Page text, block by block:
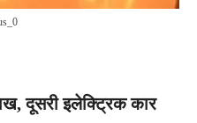
दूसरी इलेक्ट्रिक कार